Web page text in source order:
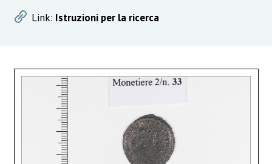
Link: Istruzioni per la ricerca